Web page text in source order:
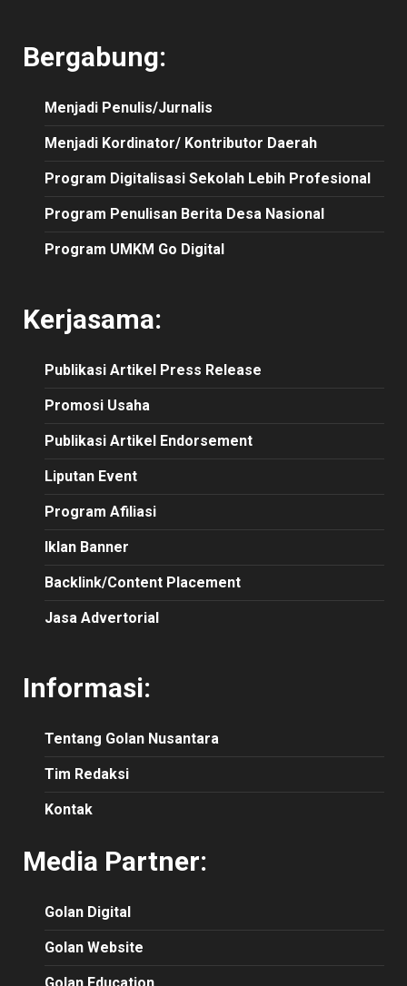
Bergabung:
Menjadi Penulis/Jurnalis
Menjadi Kordinator/ Kontributor Daerah
Program Digitalisasi Sekolah Lebih Profesional
Program Penulisan Berita Desa Nasional
Program UMKM Go Digital
Kerjasama:
Publikasi Artikel Press Release
Promosi Usaha
Publikasi Artikel Endorsement
Liputan Event
Program Afiliasi
Iklan Banner
Backlink/Content Placement
Jasa Advertorial
Informasi:
Tentang Golan Nusantara
Tim Redaksi
Kontak
Media Partner:
Golan Digital
Golan Website